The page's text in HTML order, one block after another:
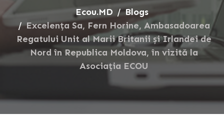
Ecou.MD
Blogs
Excelența Sa, Fern Horine, Ambasadoarea
Regatului Unit al Marii Britanii și Irlandei de
Nord în Republica Moldova, în vizită la
Asociația ECOU